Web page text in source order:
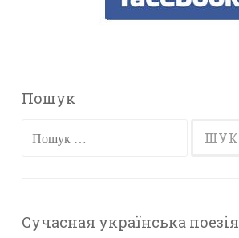
Пошук
Пошук:
Сучасная українська поезія